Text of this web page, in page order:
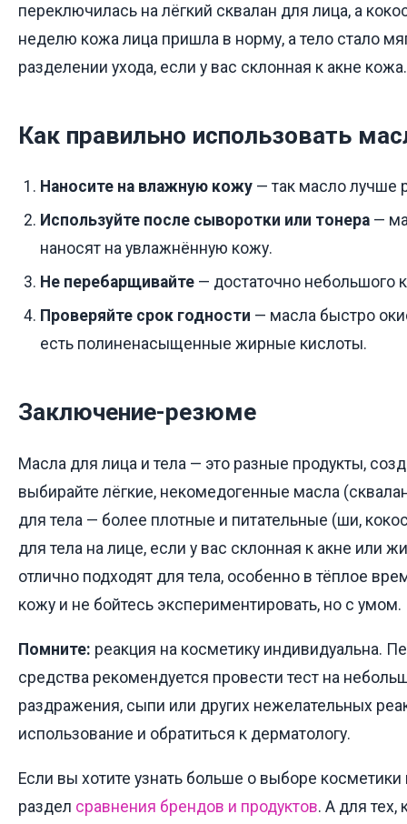
переключилась на лёгкий сквалан для лица, а
неделю кожа лица пришла в норму, а тело стало
разделении ухода, если у вас склонная к акне кожа.
Как правильно использовать
Наносите на влажную кожу — так масло лучше
Используйте после сыворотки или тонера —
наносят на увлажнённую кожу.
Не перебарщивайте — достаточно небольшого
Проверяйте срок годности — масла быстро
есть полиненасыщенные жирные кислоты.
Заключение-резюме
Масла для лица и тела — это разные продукты,
выбирайте лёгкие, некомедогенные масла
для тела — более плотные и питательные (ши,
для тела на лице, если у вас склонная к акне или
отлично подходят для тела, особенно в тёплое
кожу и не бойтесь экспериментировать, но с умом.
Помните: реакция на косметику индивидуальна.
средства рекомендуется провести тест на
раздражения, сыпи или других нежелательных
использование и обратиться к дерматологу.
Если вы хотите узнать больше о выборе косметики
раздел сравнения брендов и продуктов. А для тех,